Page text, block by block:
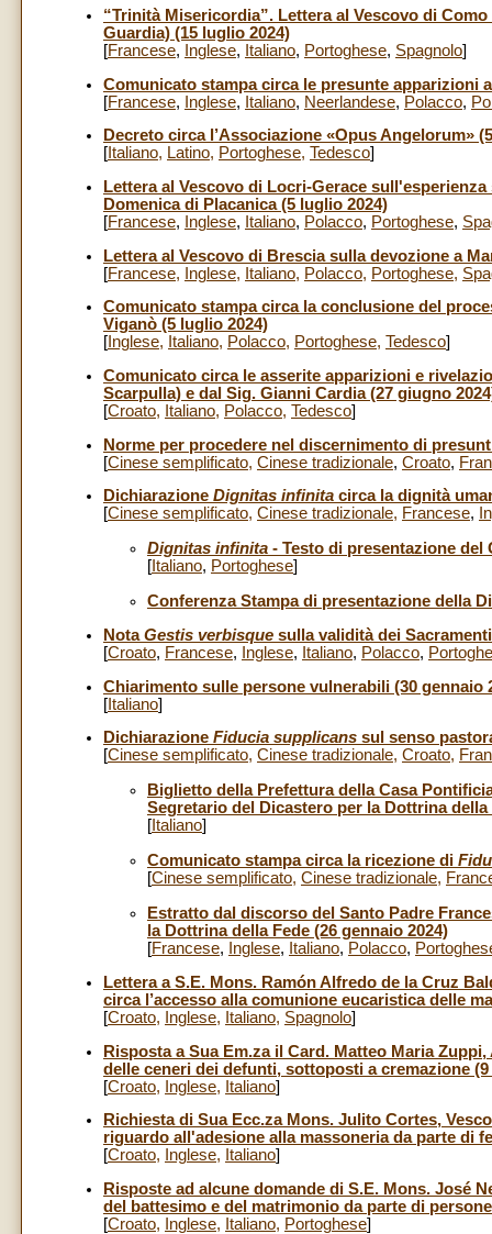
“Trinità Misericordia”. Lettera al Vescovo di
Guardia) (15 luglio 2024)
[Francese, Inglese, Italiano, Portoghese, Spagnolo]
Comunicato stampa circa le presunte apparizioni
[Francese, Inglese, Italiano, Neerlandese, Polacco,
Decreto circa l’Associazione «Opus Angelorum»
[ Italiano, Latino, Portoghese, Tedesco]
Lettera al Vescovo di Locri-Gerace
Domenica di Placanica (5 luglio 2024)
[Francese, Inglese, Italiano, Polacco, Portoghese,
Lettera al Vescovo di Brescia sulla devozione a
[Francese, Inglese, Italiano, Polacco, Portoghese,
Comunicato stampa circa la conclusione del
Viganò (5 luglio 2024)
[ Inglese, Italiano, Polacco, Portoghese, Tedesco]
Comunicato circa le asserite apparizioni e
Scarpulla) e dal Sig. Gianni Cardia (27 giugno
[Croato, Italiano, Polacco, Tedesco]
Norme per procedere nel discernimento di
[Cinese semplificato, Cinese tradizionale, Croato,
Dichiarazione Dignitas infinita circa la dignità
[Cinese semplificato, Cinese tradizionale, Francese,
Dignitas infinita - Testo di presentazione del
[ Italiano, Portoghese]
Conferenza Stampa di presentazione della
NotaGestis verbisque sulla validità dei
[Croato, Francese, Inglese, Italiano, Polacco,
Chiarimento sulle persone vulnerabili (30 gennaio
[ Italiano]
Dichiarazione Fiducia supplicans sul senso
[Cinese semplificato, Cinese tradizionale, Croato,
Biglietto della Prefettura della Casa
Segretario del Dicastero per la Dottrina della
[ Italiano]
Comunicato stampa circa la ricezione di
[Cinese semplificato, Cinese tradizionale,
Estratto dal discorso del Santo Padre
la Dottrina della Fede (26 gennaio 2024)
[Francese, Inglese, Italiano, Polacco,
Lettera a S.E. Mons. Ramón Alfredo de la Cruz
circa l’accesso alla comunione eucaristica delle
[Croato, Inglese, Italiano, Spagnolo]
Risposta a Sua Em.za il Card. Matteo Maria
delle ceneri dei defunti, sottoposti a cremazione (9
[Croato, Inglese, Italiano]
Richiesta di Sua Ecc.za Mons. Julito Cortes,
riguardo all'adesione alla massoneria da parte di
[Croato, Inglese, Italiano]
Risposte ad alcune domande di S.E. Mons. José
del battesimo e del matrimonio da parte di
[Croato, Inglese, Italiano, Portoghese]